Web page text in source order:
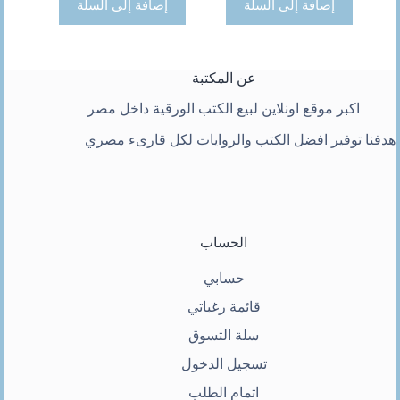
إضافة إلى السلة إضافة إلى السلة
عن المكتبة
اكبر موقع اونلاين لبيع الكتب الورقية داخل مصر
هدفنا توفير افضل الكتب والروايات لكل قارىء مصري
الحساب
حسابي
قائمة رغباتي
سلة التسوق
تسجيل الدخول
اتمام الطلب